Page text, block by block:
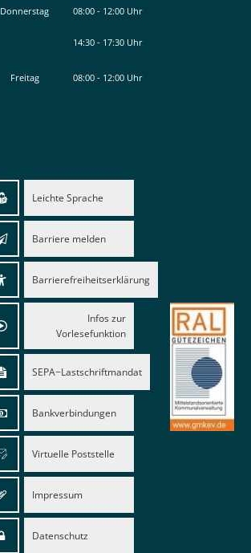
Von 14:30 bis 15:30 Uhr
Donnerstag 08:00- 12:00Uhr
Von 08:00 bis 12:00 Uhr
14:30- 17:30Uhr
Von 14:30 bis 17:30 Uhr
Freitag 08:00- 12:00Uhr
Leichte Sprache
Barriere melden
Barrierefreiheitserklärung
Infos zur
Vorlesefunktion
SEPA−Lastschriftmandat
Bankverbindungen
Virtuelle Poststelle
Impressum
Datenschutz